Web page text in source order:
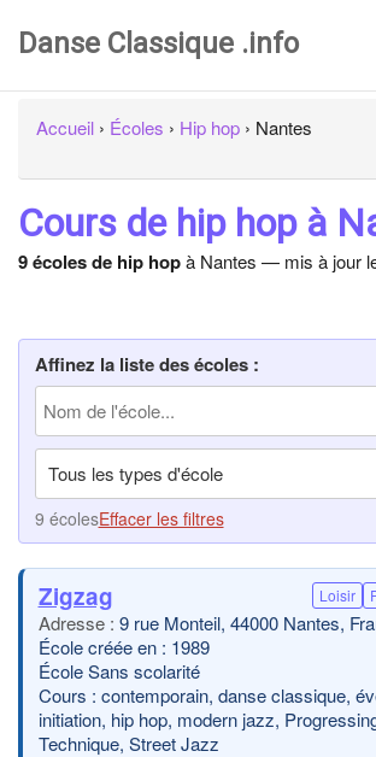
Danse Classique .info
Accueil › Écoles › Hip hop › Nantes
Cours de hip hop à
9 écoles de hip hopà Nantes — mis à jour
Affinez la liste des écoles :
9 écolesEffacer les filtres
Zigzag Loisir
9 rue Monteil, 44000 Nantes,
École créée en : 1989
École Sans scolarité
Cours : contemporain, danse classique,
initiation, hip hop, modern jazz,
Technique, Street Jazz